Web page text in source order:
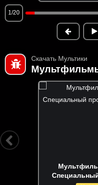
1/20
Скачать Мультики